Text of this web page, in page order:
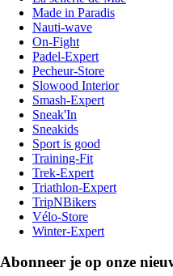
Made in Paradis
Nauti-wave
On-Fight
Padel-Expert
Pecheur-Store
Slowood Interior
Smash-Expert
Sneak'In
Sneakids
Sport is good
Training-Fit
Trek-Expert
Triathlon-Expert
TripNBikers
Vélo-Store
Winter-Expert
Abonneer je op onze